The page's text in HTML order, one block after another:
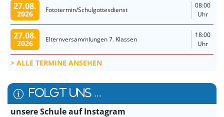
27.08.
2026 Fototermin/Schulgottesdienst
08:00
Uhr
27.08.
2026 Elternversammlungen 7. Klassen
18:00
Uhr
ALLE TERMINE ANSEHEN
FOLGT UNS ...
unsere Schule auf Instagram